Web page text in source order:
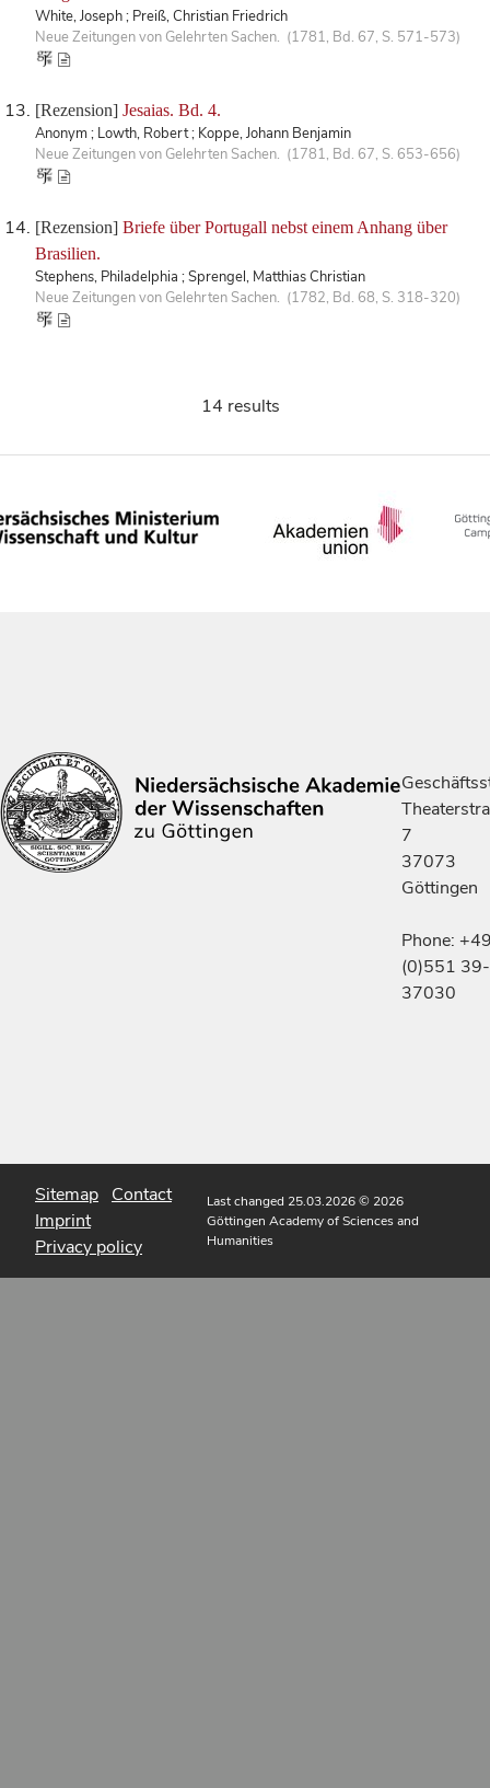
White, Joseph ; Preiß, Christian Friedrich
Neue Zeitungen von Gelehrten Sachen. (1781, Bd. 67, S. 571-573)
[Rezension] Jesaias. Bd. 4.
Anonym ; Lowth, Robert ; Koppe, Johann Benjamin
Neue Zeitungen von Gelehrten Sachen. (1781, Bd. 67, S. 653-656)
[Rezension] Briefe über Portugall nebst einem Anhang über
Brasilien.
Stephens, Philadelphia ; Sprengel, Matthias Christian
Neue Zeitungen von Gelehrten Sachen. (1782, Bd. 68, S. 318-320)
14 results
7
37073
Göttingen
Phone:
(0)551 39-
37030
Sitemap Contact
Imprint
Privacy policy
Last changed 25.03.2026© 2026
Göttingen Academy of Sciences and
Humanities